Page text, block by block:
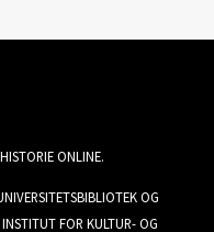
ONLINE.
OG
FOR KULTUR- OG